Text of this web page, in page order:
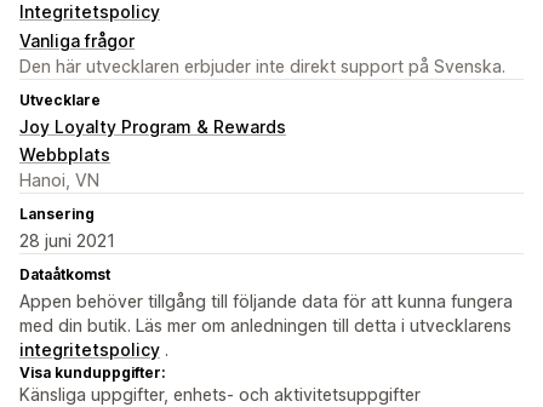
Integritetspolicy
Vanliga frågor
Den här utvecklaren erbjuder inte direkt support på Svenska.
Utvecklare
Joy Loyalty Program & Rewards
Webbplats
Hanoi, VN
Lansering
28 juni 2021
Dataåtkomst
Appen behöver tillgång till följande data för att kunna fungera
med din butik. Läs mer om anledningen till detta i utvecklarens
integritetspolicy .
Visa kunduppgifter:
Känsliga uppgifter, enhets- och aktivitetsuppgifter